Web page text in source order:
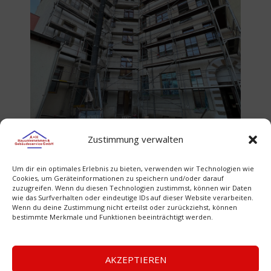
Zustimmung verwalten
Um dir ein optimales Erlebnis zu bieten, verwenden wir Technologien wie
Cookies, um Geräteinformationen zu speichern und/oder darauf
zuzugreifen. Wenn du diesen Technologien zustimmst, können wir Daten
wie das Surfverhalten oder eindeutige IDs auf dieser Website verarbeiten.
Wenn du deine Zustimmung nicht erteilst oder zurückziehst, können
bestimmte Merkmale und Funktionen beeinträchtigt werden.
AKZEPTIEREN
Sanierung Altbau
Meißen
© 2026 A + H Bau GmbH. Alle Rechte vorbehalten
Startseite